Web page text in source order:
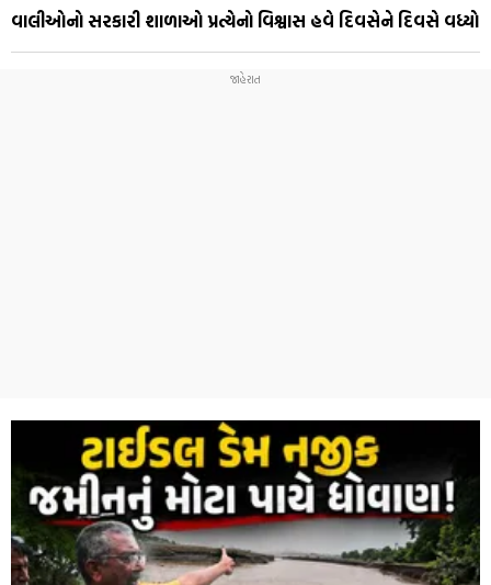
વાલીઓનો સરકારી શાળાઓ પ્રત્યેનો વિશ્વાસ હવે દિવસેને દિવસે વધ્યો